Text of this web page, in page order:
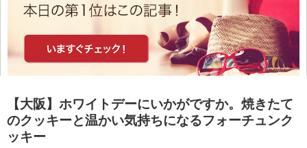
【大阪】ホワイトデーにいかがですか。焼きたて
のクッキーと温かい気持ちになるフォーチュンク
ッキー